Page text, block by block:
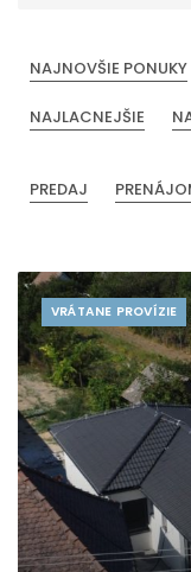
NAJNOVŠIE PONUKY
NAJLACNEJŠIE
PREDAJ
VRÁTANE PROVÍZIE